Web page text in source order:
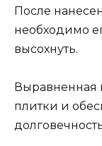
После
необходимо
высохнуть.
Выравненная
плитки и